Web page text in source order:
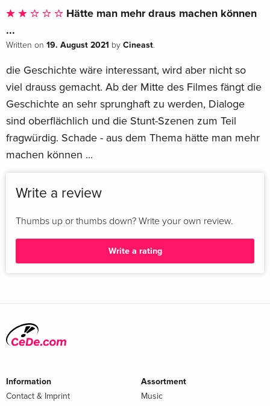
Hätte man mehr draus machen können
...
Written on 19. August 2021 by Cineast.
die Geschichte wäre interessant, wird aber nicht so
viel drauss gemacht. Ab der Mitte des Filmes fängt die
Geschichte an sehr sprunghaft zu werden, Dialoge
sind oberflächlich und die Stunt-Szenen zum Teil
fragwürdig. Schade - aus dem Thema hätte man mehr
machen können ...
Write a review
Thumbs up or thumbs down? Write your own review.
Write a rating
Information
Contact & Imprint
Assortment
Music